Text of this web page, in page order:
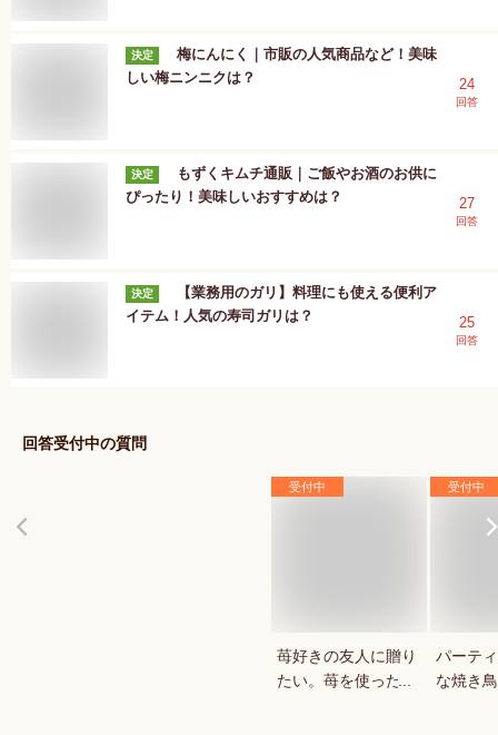
決定
梅にんにく｜市販の人気商品など！美味
しい梅ニンニクは？
24
回答
決定
もずくキムチ通販｜ご飯やお酒のお供に
ぴったり！美味しいおすすめは？
27
回答
決定
【業務用のガリ】料理にも使える便利ア
イテム！人気の寿司ガリは？
25
回答
回答受付中の質問
受付中
苺好きの友人に贈り
たい。苺を使ったお
受付中
パーテ
な焼き